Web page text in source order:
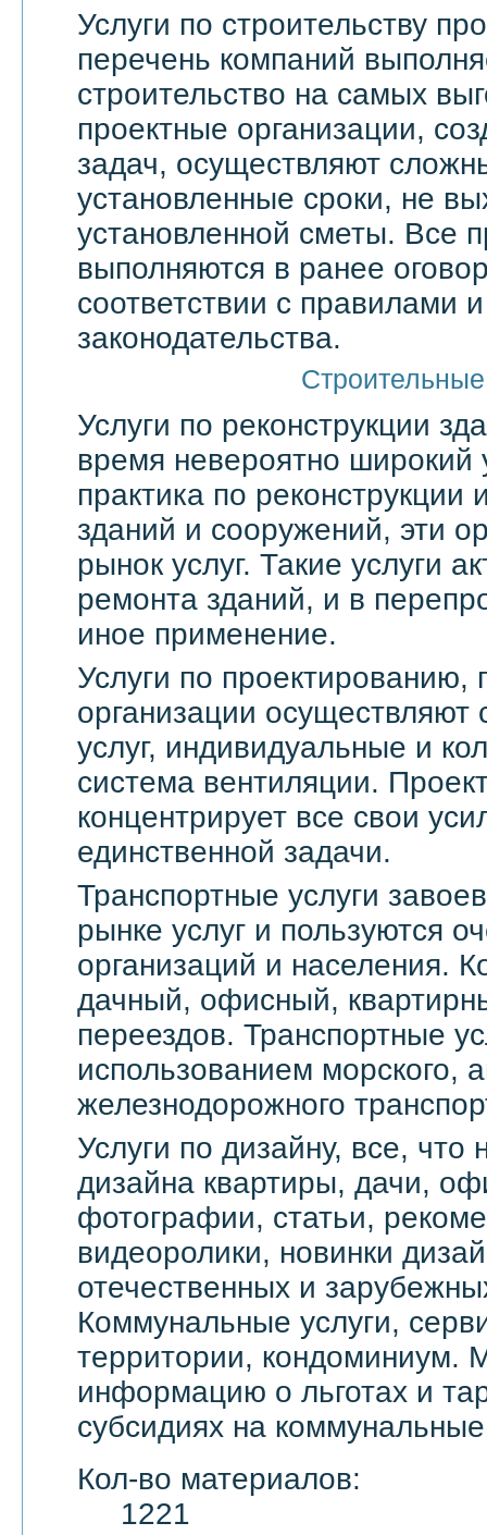
Услуги по строительству
перечень компаний
строительство на самых
проектные организации,
задач, осуществляют
установленные сроки, не
установленной сметы. Все
выполняются в ранее
соответствии с правилами
законодательства.
Строительные
Услуги по реконструкции
время невероятно широкий
практика по реконструкции
зданий и сооружений, эти
рынок услуг. Такие услуги
ремонта зданий, и в
иное применение.
Услуги по проектированию,
организации осуществляют
услуг, индивидуальные и
система вентиляции.
концентрирует все свои
единственной задачи.
Транспортные услуги
рынке услуг и пользуются
организаций и населения.
дачный, офисный,
переездов. Транспортные
использованием морского,
железнодорожного
Услуги по дизайну, все, что
дизайна квартиры, дачи,
фотографии, статьи,
видеоролики, новинки
отечественных и
Коммунальные услуги,
территории, кондоминиум.
информацию о льготах и
субсидиях на коммунальные
Кол-во материалов:
1221